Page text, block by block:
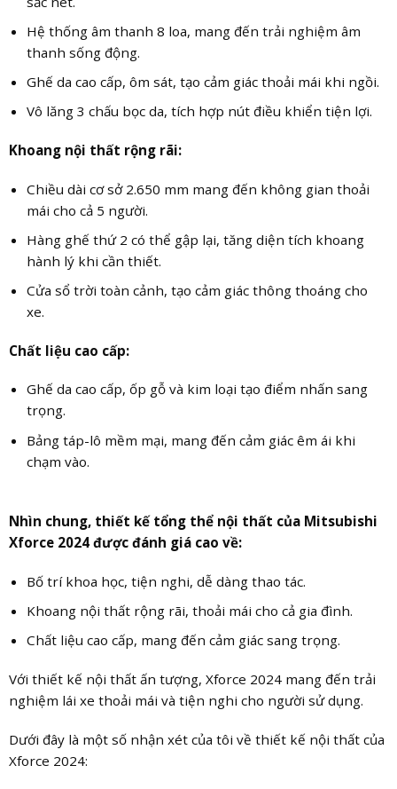
Hệ thống âm thanh 8 loa, mang đến trải nghiệm âm
thanh sống động.
Ghế da cao cấp, ôm sát, tạo cảm giác thoải mái khi ngồi.
Vô lăng 3 chấu bọc da, tích hợp nút điều khiển tiện lợi.
Khoang nội thất rộng rãi:
Chiều dài cơ sở 2.650 mm mang đến không gian thoải
mái cho cả 5 người.
Hàng ghế thứ 2 có thể gập lại, tăng diện tích khoang
hành lý khi cần thiết.
Cửa sổ trời toàn cảnh, tạo cảm giác thông thoáng cho
xe.
Chất liệu cao cấp:
Ghế da cao cấp, ốp gỗ và kim loại tạo điểm nhấn sang
trọng.
Bảng táp-lô mềm mại, mang đến cảm giác êm ái khi
chạm vào.
Nhìn chung, thiết kế tổng thể nội thất của Mitsubishi
Xforce 2024 được đánh giá cao về:
Bố trí khoa học, tiện nghi, dễ dàng thao tác.
Khoang nội thất rộng rãi, thoải mái cho cả gia đình.
Chất liệu cao cấp, mang đến cảm giác sang trọng.
Với thiết kế nội thất ấn tượng, Xforce 2024 mang đến trải
nghiệm lái xe thoải mái và tiện nghi cho người sử dụng.
Dưới đây là một số nhận xét của tôi về thiết kế nội thất của
Xforce 2024: